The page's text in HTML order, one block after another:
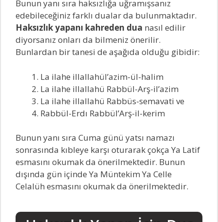
Bunun yanı sıra haksızlığa uğramışsanız
edebileceğiniz farklı dualar da bulunmaktadır.
Haksızlık yapanı kahreden dua nasıl edilir
diyorsanız onları da bilmeniz önerilir.
Bunlardan bir tanesi de aşağıda olduğu gibidir:
La ilahe illallahül’azim-ül-halim
La ilahe illallahü Rabbül-Arş-il’azim
La ilahe illallahü Rabbüs-semavati ve
Rabbül-Erdı Rabbül’Arş-il-kerim
Bunun yanı sıra Cuma günü yatsı namazı
sonrasında kıbleye karşı oturarak çokça Ya Latif
esmasını okumak da önerilmektedir. Bunun
dışında gün içinde Ya Müntekim Ya Celle
Celalüh esmasını okumak da önerilmektedir.